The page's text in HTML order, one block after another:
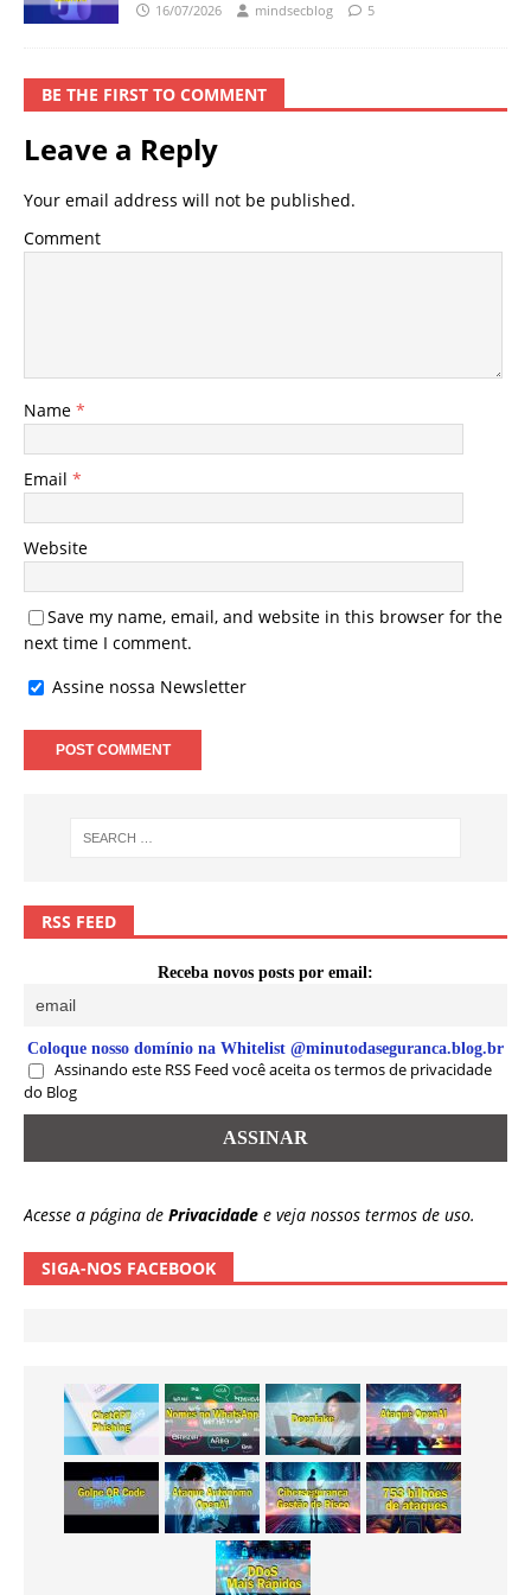
16/07/2026 mindsecblog 5
BE THE FIRST TO COMMENT
Leave a Reply
Your email address will not be published.
Comment
Name *
Email *
Website
Save my name, email, and website in this browser for the
next time I comment.
Assine nossa Newsletter
RSS FEED
Receba novos posts por email:
Coloque nosso domínio na Whitelist @minutodaseguranca.blog.br
Assinando este RSS Feed você aceita os termos de privacidade
do Blog
Acesse a página de Privacidade e veja nossos termos de uso.
SIGA-NOS FACEBOOK